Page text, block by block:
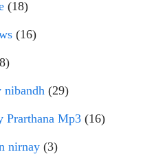
(18)
(16)
nibandh (29)
Prarthana Mp3 (16)
nirnay (3)